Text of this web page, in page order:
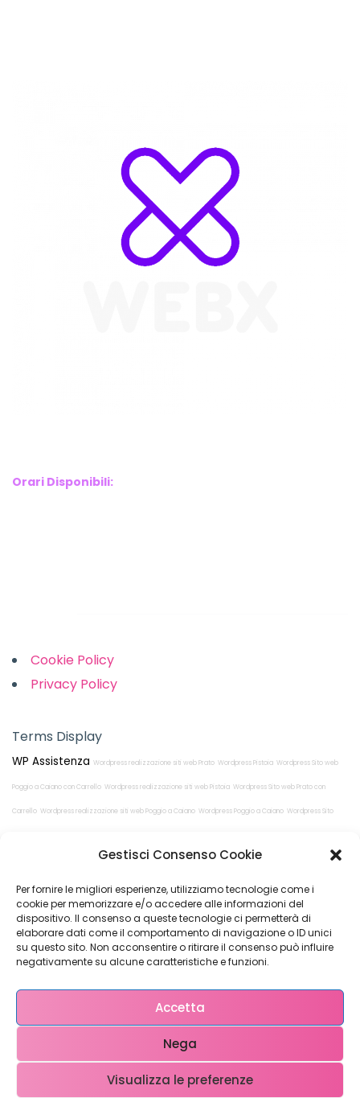
Gestisci Consenso Cookie
Per fornire le migliori esperienze, utilizziamo tecnologie come i
cookie per memorizzare e/o accedere alle informazioni del
dispositivo. Il consenso a queste tecnologie ci permetterà di
elaborare dati come il comportamento di navigazione o ID unici
su questo sito. Non acconsentire o ritirare il consenso può influire
negativamente su alcune caratteristiche e funzioni.
Accetta
Nega
Visualizza le preferenze
Orari Disponibili:
Cookie Policy
Privacy Policy
Terms Display
WP Assistenza Wordpress realizzazione siti web Prato Wordpress Pistoia Wordpress Sito web
Poggio a Caiano con Carrello Wordpress realizzazione siti web Pistoia Wordpress Sito web Prato con
Carrello Wordpress realizzazione siti web Poggio a Caiano Wordpress Poggio a Caiano Wordpress Sito
Restiamo in
contatto!
Come possiamo Aiutarti?